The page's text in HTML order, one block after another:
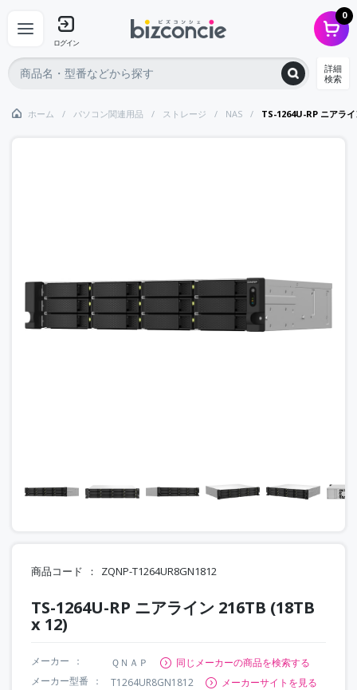
ログイン
0
詳細
検索
ホーム パソコン関連用品 ストレージ NAS TS-1264U-RP ニアラ
商品コード ZQNP-T1264UR8GN1812
TS-1264U-RP ニアライン 216TB (18TB
x 12)
メーカー ＱＮＡＰ
同じメーカーの商品を検索する
メーカー型番
T1264UR8GN1812 メーカーサイトを見る